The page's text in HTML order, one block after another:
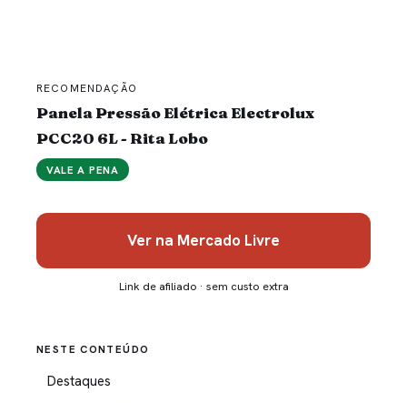
RECOMENDAÇÃO
Panela Pressão Elétrica Electrolux
PCC20 6L - Rita Lobo
VALE A PENA
Ver na Mercado Livre
Link de afiliado · sem custo extra
NESTE CONTEÚDO
Destaques